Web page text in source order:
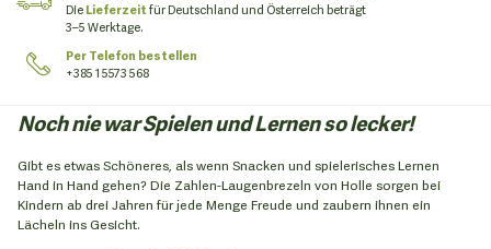
DieLieferzeitfür Deutschland und Österreich beträgt
3–5 Werktage.
Per Telefon bestellen
+385 1 5573 568
Noch nie war Spielen und Lernen so lecker!
Gibt es etwas Schöneres, als wenn Snacken und spielerisches Lernen
Hand in Hand gehen? Die Zahlen-Laugenbrezeln von Holle sorgen bei
Kindern ab drei Jahren für jede Menge Freude und zaubern ihnen ein
Lächeln ins Gesicht.